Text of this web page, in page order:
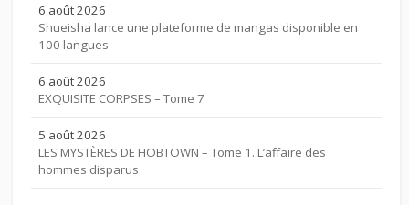
6 août 2026
Shueisha lance une plateforme de mangas disponible en
100 langues
6 août 2026
EXQUISITE CORPSES – Tome 7
5 août 2026
LES MYSTÈRES DE HOBTOWN – Tome 1. L’affaire des
hommes disparus